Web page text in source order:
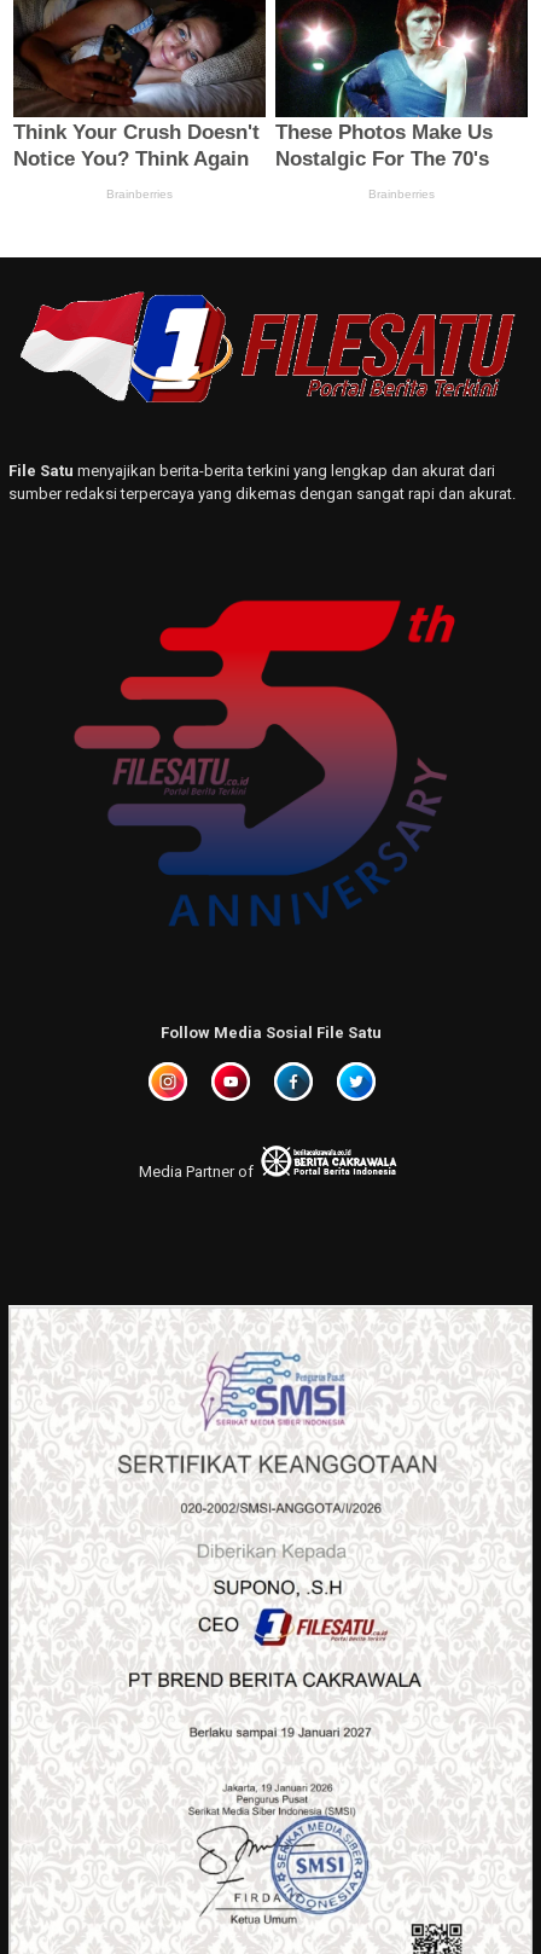
File Satu menyajikan berita-berita terkini yang lengkap dan akurat dari
sumber redaksi terpercaya yang dikemas dengan sangat rapi dan akurat.
Follow Media Sosial File Satu
Media Partner of